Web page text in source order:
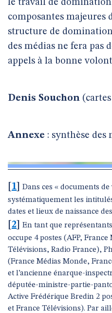
le travail de domination
composantes majeures
structure de
des médias ne fera pas
appels à la bonne
Denis Souchon
Annexe : synthèse des
1
Dans ces « documents
systématiquement les
dates et lieux de naissance
2
En tant que
occupe 4 postes (AFP,
Télévisions, Radio France),
(France Médias Monde,
et l’ancienne énarque-
députée-ministre-partie-
Active Frédérique Bredin 2
et France Télévisions). Par